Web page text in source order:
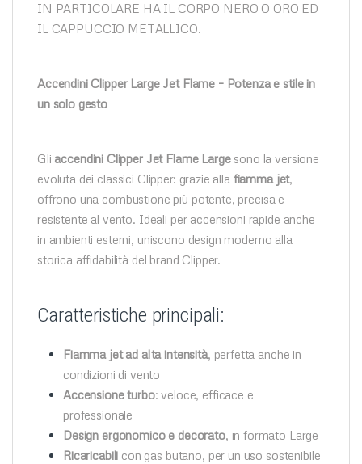
IN PARTICOLARE HA IL CORPO NERO O ORO ED
IL CAPPUCCIO METALLICO.
Accendini Clipper Large Jet Flame – Potenza e stile in
un solo gesto
Gli accendini Clipper Jet Flame Largesono la versione
evoluta dei classici Clipper: grazie alla fiamma jet,
offrono una combustione più potente, precisa e
resistente al vento. Ideali per accensioni rapide anche
in ambienti esterni, uniscono design moderno alla
storica affidabilità del brand Clipper.
Caratteristiche principali:
Fiamma jet ad alta intensità, perfetta anche in
condizioni di vento
Accensione turbo: veloce, efficace e
professionale
Design ergonomico e decorato, in formato Large
Ricaricabili con gas butano, per un uso sostenibile